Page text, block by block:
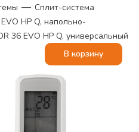
— Сплит-система
HP Q, напольно-
36 EVO HP Q, универсальный
В корзину